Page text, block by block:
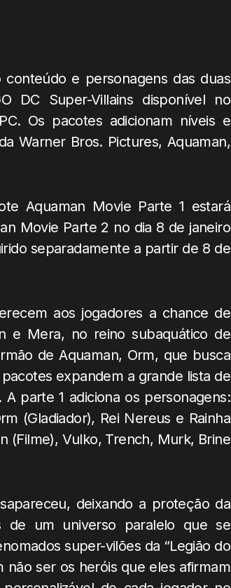
e personagens das duas
DC Super-Villains disponível no
Os pacotes adicionam níveis e
Warner Bros. Pictures, Aquaman,
Aquaman Movie Parte 1 estará
Movie Parte 2 no dia 8 de janeiro
separadamente a partir de 8 de
aos jogadores a chance de
e Mera, no reino subaquático de
de Aquaman, Orm, que busca
expandem a grande lista de
parte 1 adiciona os personagens:
(Gladiador), Rei Nereus e Rainha
(Filme), Vulko, Trench, Murk, Brine
deixando a proteção da
de um universo paralelo que se
super-vilões da “Legião do
ser os heróis que eles afirmam